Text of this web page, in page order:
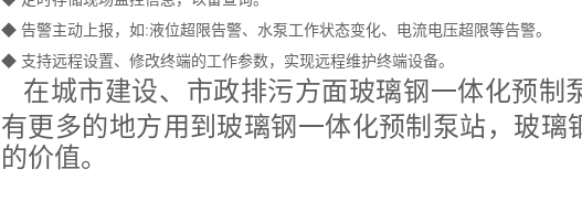
◆ 告警主动上报，如:液位超限告警、水泵工作状态变化、电流电压超限等告警。
◆ 支持远程设置、修改终端的工作参数，实现远程维护终端设备。
在城市建设、市政排污方面玻璃钢一体化预制
有更多的地方用到玻璃钢一体化预制泵站，玻璃
的价值。